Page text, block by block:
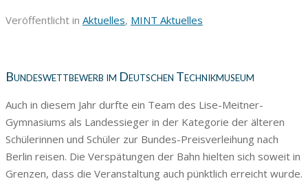
Veröffentlicht in Aktuelles, MINT Aktuelles
Bundeswettbewerb im Deutschen Technikmuseum
Auch in diesem Jahr durfte ein Team des Lise-Meitner-
Gymnasiums als Landessieger in der Kategorie der älteren
Schülerinnen und Schüler zur Bundes-Preisverleihung nach
Berlin reisen. Die Verspätungen der Bahn hielten sich soweit in
Grenzen, dass die Veranstaltung auch pünktlich erreicht wurde.